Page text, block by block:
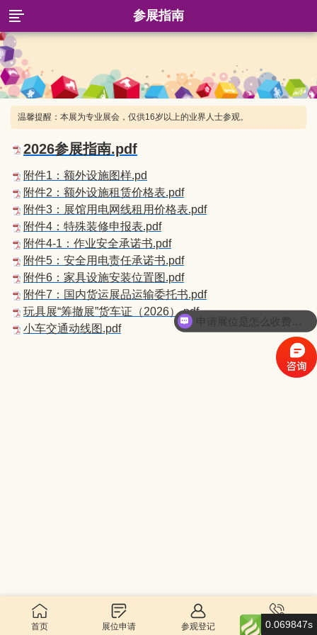
参展指南
温馨提醒：本展为专业展会，仅供16岁以上的业界人士参观。
2026参展指南.pdf
附件1：额外设施图样.pd
附件2：额外设施租赁价格表.pdf
附件3：展馆用电网线租用价格表.pdf
附件4：特殊装修申报表.pdf
附件4-1：作业安全承诺书.pdf
附件5：安全用电责任承诺书.pdf
附件6：家具设施安装位置图.pdf
附件7：国内货运展品运输委托书.pdf
玩具展“筹撤展”货车证（2026）.pdf
小车交通动线图.pdf
首页 展位申请 参观登记 联系我们
0.069847s